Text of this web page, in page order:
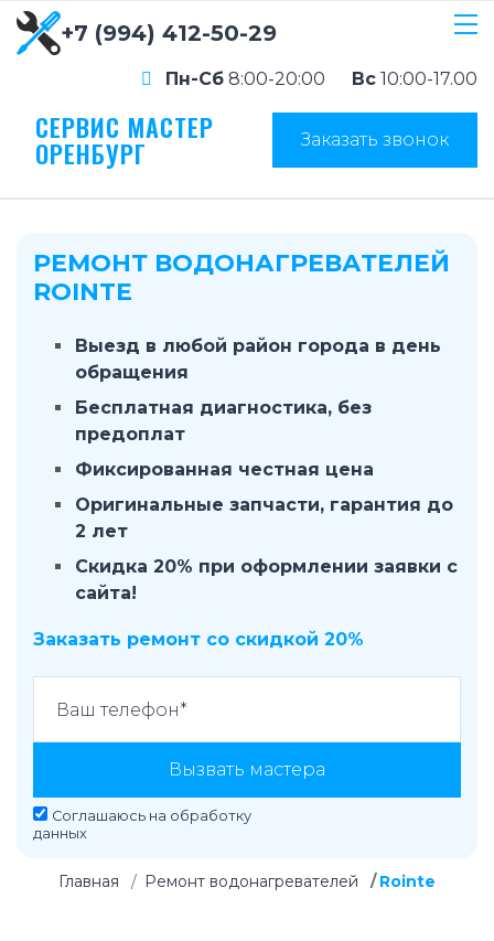
+7 (994) 412-50-29
Пн-Сб 8:00-20:00 Вс 10:00-17.00
СЕРВИС МАСТЕР
ОРЕНБУРГ Заказать звонок
РЕМОНТ ВОДОНАГРЕВАТЕЛЕЙ
ROINTE
Выезд в любой район города в день
обращения
Бесплатная диагностика, без
предоплат
Фиксированная честная цена
Оригинальные запчасти, гарантия до
2 лет
Скидка 20% при оформлении заявки с
сайта!
Заказать ремонт со скидкой 20%
Вызвать мастера
Соглашаюсь на обработку
данных
Главная Ремонт водонагревателей Rointe